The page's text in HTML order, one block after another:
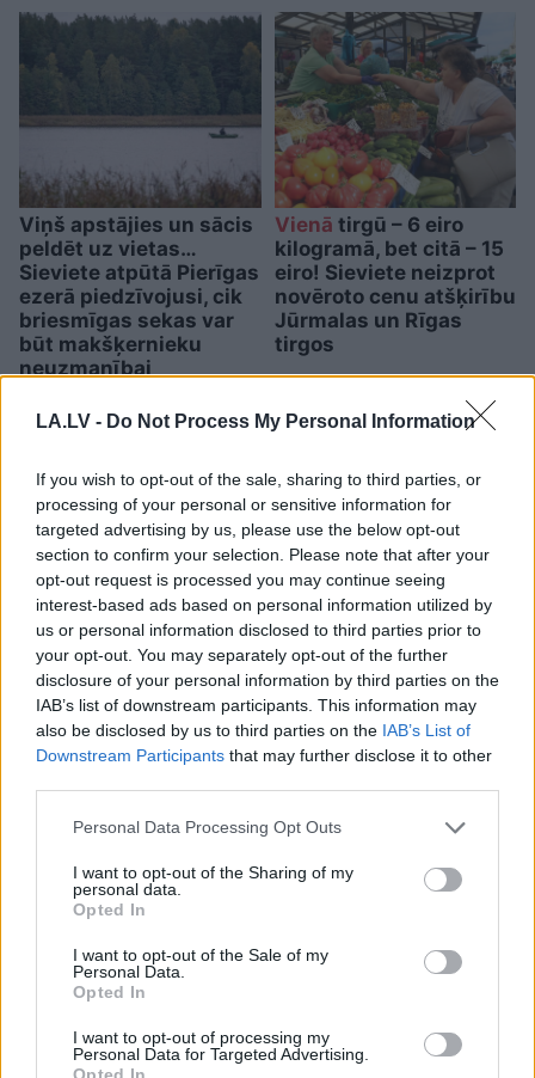
LA.LV - Do Not Process My Personal Information
If you wish to opt-out of the sale, sharing to third parties, or
processing of your personal or sensitive information for
targeted advertising by us, please use the below opt-out
section to confirm your selection. Please note that after your
opt-out request is processed you may continue seeing
interest-based ads based on personal information utilized by
us or personal information disclosed to third parties prior to
your opt-out. You may separately opt-out of the further
disclosure of your personal information by third parties on the
IAB’s list of downstream participants. This information may
also be disclosed by us to third parties on the IAB’s List of
Downstream Participants that may further disclose it to other
Please note that this website/app uses one or more Google
not limited to your visit or usage behaviour. You may click to
grant or deny consent to Google and its third-party tags to
use your data for below specified purposes in below Google
consent section.
Personal Data Processing Opt Outs
I want to opt-out of the Sharing of my
personal data.
Opted In
I want to opt-out of the Sale of my
Personal Data.
Opted In
I want to opt-out of processing my
Personal Data for Targeted Advertising.
Opted In
Viņš apstājies un sācis
peldēt uz vietas…
Sieviete atpūtā Pierīgas
ezerā piedzīvojusi, cik
briesmīgas sekas var
būt makšķernieku
neuzmanībai
Vienā tirgū – 6 eiro
kilogramā, bet citā – 15
eiro! Sieviete neizprot
novēroto cenu atšķirību
Jūrmalas un Rīgas
tirgos
TESTS. Tikai cilvēki ar
laucinieka DNS spēs iegūt
80% šajā lauku gudrību
testā